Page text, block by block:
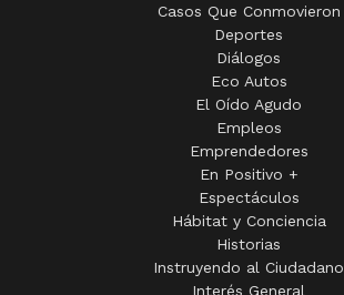
Casos Que Conmovieron
Deportes
Diálogos
Eco Autos
El Oído Agudo
Empleos
Emprendedores
En Positivo +
Espectáculos
Hábitat y Conciencia
Historias
Instruyendo al Ciudadano
Interés General